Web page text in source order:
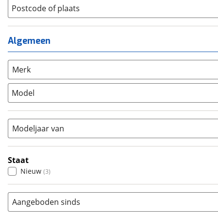
Kinderfiets (3)
Ligfiets (0)
Mountainbike
Overig (0)
Racefiets
Stadsfiets (0)
Tandem
Lage instap (0)
Meisjes
Postcode of plaats
Algemeen
Merk
Model
Modeljaar van
Staat
Nieuw (3)
Aangeboden sinds